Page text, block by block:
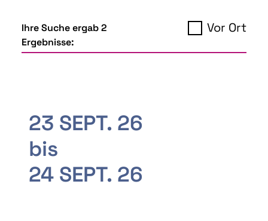
Ihre Suche ergab 2
Ergebnisse:
Vor Ort
23 SEPT. 26
bis
24 SEPT. 26